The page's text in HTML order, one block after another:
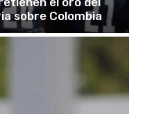
sobre Colombia